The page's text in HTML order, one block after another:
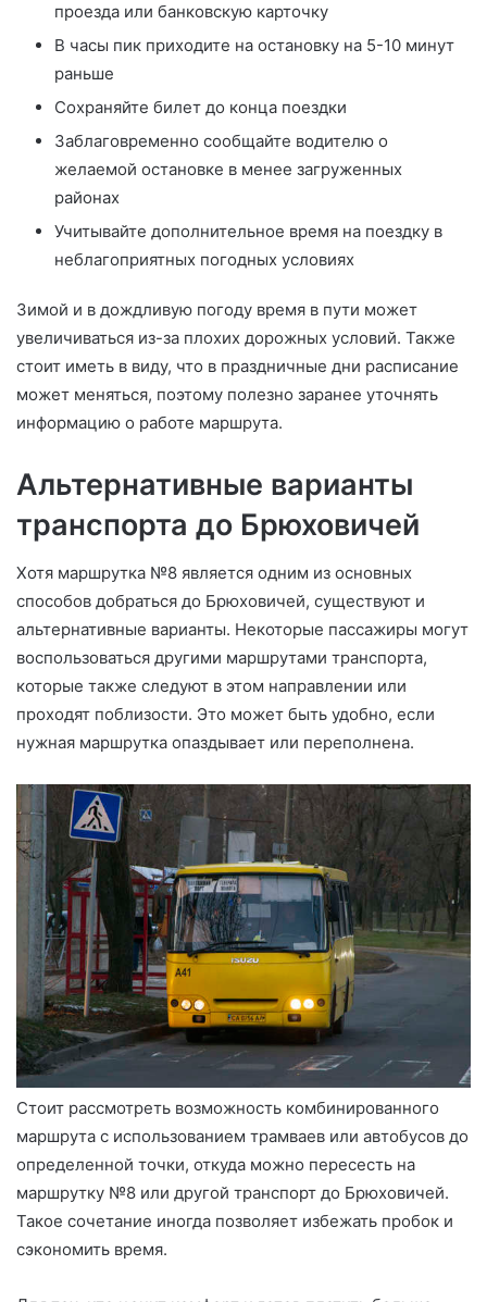
проезда или банковскую карточку
В часы пик приходите на остановку на 5-10 минут
раньше
Сохраняйте билет до конца поездки
Заблаговременно сообщайте водителю о
желаемой остановке в менее загруженных
районах
Учитывайте дополнительное время на поездку в
неблагоприятных погодных условиях
Зимой и в дождливую погоду время в пути может
увеличиваться из-за плохих дорожных условий. Также
стоит иметь в виду, что в праздничные дни расписание
может меняться, поэтому полезно заранее уточнять
информацию о работе маршрута.
Альтернативные варианты
транспорта до Брюховичей
Хотя маршрутка №8 является одним из основных
способов добраться до Брюховичей, существуют и
альтернативные варианты. Некоторые пассажиры могут
воспользоваться другими маршрутами транспорта,
которые также следуют в этом направлении или
проходят поблизости. Это может быть удобно, если
нужная маршрутка опаздывает или переполнена.
Стоит рассмотреть возможность комбинированного
маршрута с использованием трамваев или автобусов до
определенной точки, откуда можно пересесть на
маршрутку №8 или другой транспорт до Брюховичей.
Такое сочетание иногда позволяет избежать пробок и
сэкономить время.